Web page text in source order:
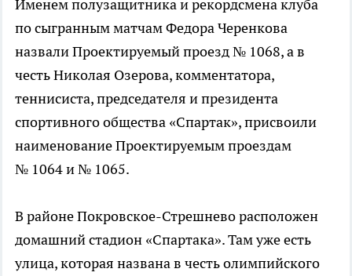
Именем полузащитника и рекордсмена клуба
по сыгранным матчам Федора Черенкова
назвали Проектируемый проезд № 1068, а в
честь Николая Озерова, комментатора,
теннисиста, председателя и президента
спортивного общества «Спартак», присвоили
наименование Проектируемым проездам
№ 1064 и № 1065.
В районе Покровское-Стрешнево расположен
домашний стадион «Спартака». Там уже есть
улица, которая названа в честь олимпийского